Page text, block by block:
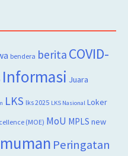
bendera berita COVID-
Informasi Juara
LKS lks 2025 LKS Nasional Loker
(MOE) MoU MPLS new
Peringatan